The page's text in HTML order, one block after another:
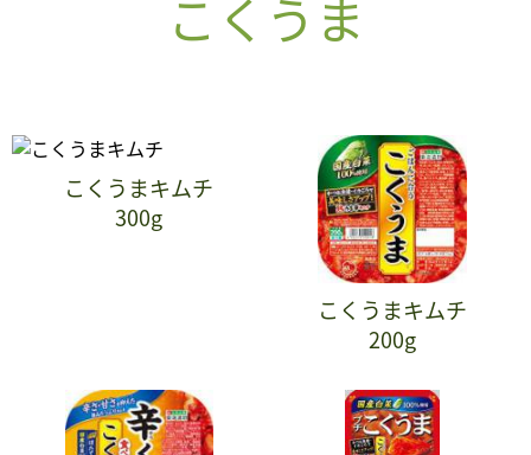
こくうま
こくうまキムチ
300g
こくうまキムチ
200g